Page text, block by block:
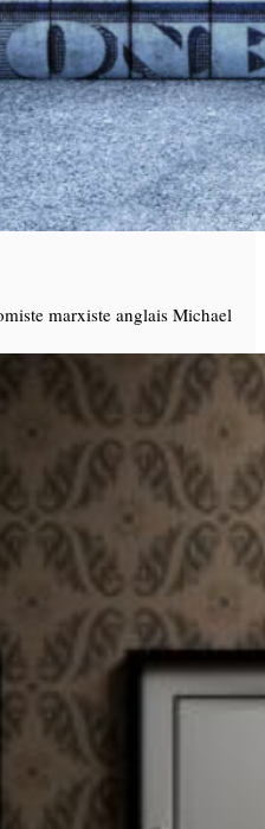
marxiste anglais Michael